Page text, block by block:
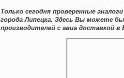
Только сегодня проверенные
города Липецка. Здесь Вы можете
производителей с авиа доставкой в